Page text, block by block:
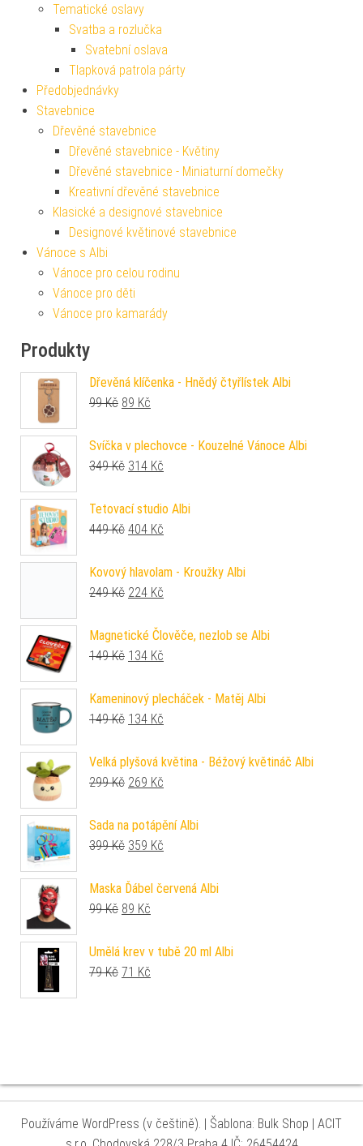
Tematické oslavy
Svatba a rozlučka
Svatební oslava
Tlapková patrola párty
Předobjednávky
Stavebnice
Dřevěné stavebnice
Dřevěné stavebnice - Květiny
Dřevěné stavebnice - Miniaturní domečky
Kreativní dřevěné stavebnice
Klasické a designové stavebnice
Designové květinové stavebnice
Vánoce s Albi
Vánoce pro celou rodinu
Vánoce pro děti
Vánoce pro kamarády
Produkty
Dřevěná klíčenka - Hnědý čtyřlístek Albi
99Kč Původní cena byla: 99 Kč.
89 Kč
Svíčka v plechovce - Kouzelné Vánoce Albi
349Kč Původní cena byla: 349 Kč.
314 Kč
Tetovací studio Albi
449Kč Původní cena byla: 449 Kč.
404 Kč
Kovový hlavolam - Kroužky Albi
249Kč Původní cena byla: 249 Kč.
224 Kč
Magnetické Člověče, nezlob se Albi
149Kč Původní cena byla: 149 Kč.
134 Kč
Kameninový plecháček - Matěj Albi
149Kč Původní cena byla: 149 Kč.
134 Kč
Velká plyšová květina - Béžový květináč Albi
299Kč Původní cena byla: 299 Kč.
269 Kč
Sada na potápění Albi
399Kč Původní cena byla: 399 Kč.
359 Kč
Maska Ďábel červená Albi
99Kč Původní cena byla: 99 Kč.
89 Kč
Umělá krev v tubě 20 ml Albi
79Kč Původní cena byla: 79 Kč.
71 Kč
Používáme WordPress (v češtině). | Šablona: Bulk Shop | ACIT